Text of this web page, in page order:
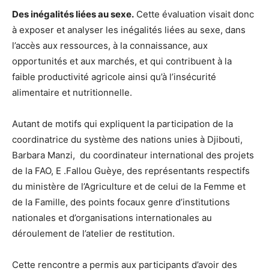
Des inégalités liées au sexe. Cette évaluation visait donc
à exposer et analyser les inégalités liées au sexe, dans
l’accès aux ressources, à la connaissance, aux
opportunités et aux marchés, et qui contribuent à la
faible productivité agricole ainsi qu’à l’insécurité
alimentaire et nutritionnelle.
Autant de motifs qui expliquent la participation de la
coordinatrice du système des nations unies à Djibouti,
Barbara Manzi, du coordinateur international des projets
de la FAO, E .Fallou Guèye, des représentants respectifs
du ministère de l’Agriculture et de celui de la Femme et
de la Famille, des points focaux genre d’institutions
nationales et d’organisations internationales au
déroulement de l’atelier de restitution.
Cette rencontre a permis aux participants d’avoir des